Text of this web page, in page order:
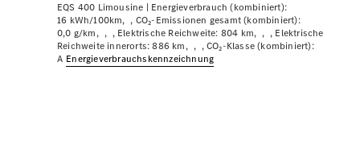
Alle
Limousinen
CLA
Elektrisch
CLA
EQS 400 Limousine | Energieverbrauch (kombiniert):
16 kWh/100km
CO₂-Emissionen gesamt (kombiniert):
0,0 g/km
Elektrische Reichweite: 804 km
Elektrische
Reichweite innerorts: 886 km
CO₂-Klasse (kombiniert):
A Energie­verbrauchs­kennzeichnung